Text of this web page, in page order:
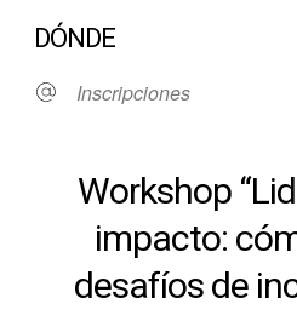
DÓNDE
Inscripciones
Workshop
impacto:
desafíos de